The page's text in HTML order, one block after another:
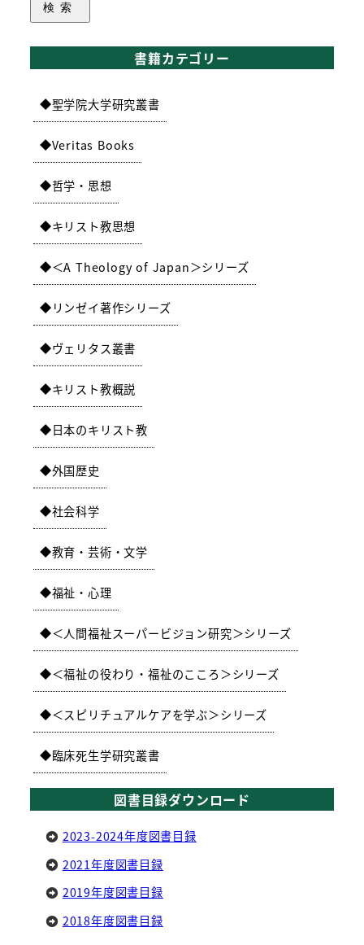
検索
書籍カテゴリー
聖学院大学研究叢書
Veritas Books
哲学・思想
キリスト教思想
＜A Theology of Japan＞シリーズ
リンゼイ著作シリーズ
ヴェリタス叢書
キリスト教概説
日本のキリスト教
外国歴史
社会科学
教育・芸術・文学
福祉・心理
＜人間福祉スーパービジョン研究＞シリーズ
＜福祉の役わり・福祉のこころ＞シリーズ
＜スピリチュアルケアを学ぶ＞シリーズ
臨床死生学研究叢書
図書目録ダウンロード
2023-2024年度図書目録
2021年度図書目録
2019年度図書目録
2018年度図書目録